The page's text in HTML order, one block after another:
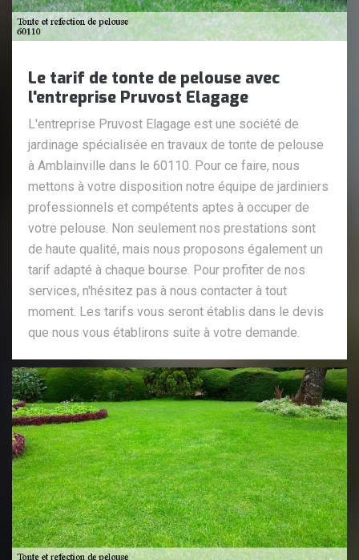
Le tarif de tonte de pelouse avec
l'entreprise Pruvost Elagage
L'entreprise Pruvost Elagage est une société de
jardinage spécialisée en travaux de tonte de pelouse
à Amblainville dans le 60110. Pour ce faire, nous
mettons à votre disposition notre équipe de jardiniers
professionnels et compétents aptes à occuper de
votre pelouse. Non seulement nos prestations sont
de haute qualité, mais nous proposons également un
tarif adapté à chaque bourse. Pour profiter de nos
services, n'hésitez pas à nous contacter à tout
moment. Les tarifs vous seront établis dans le devis
que nous vous établirons suite à votre demande.